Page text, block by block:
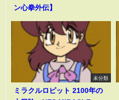
ン心拳外伝】
未分類
ミラクルロピット 2100年の